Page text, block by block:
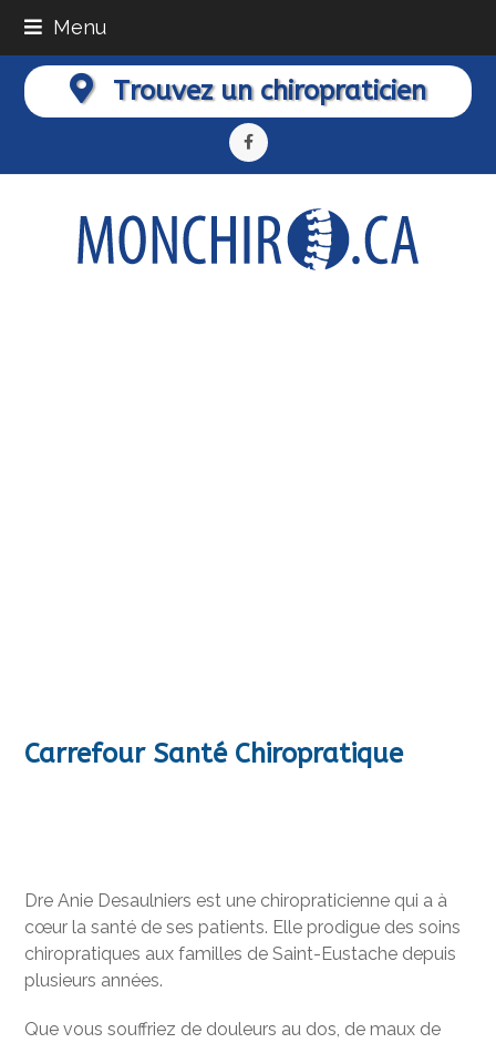
Menu
Trouvez un chiropraticien
Facebook
Carrefour Santé Chiropratique
Dre Anie Desaulniers est une chiropraticienne qui a à
cœur la santé de ses patients. Elle prodigue des soins
chiropratiques aux familles de Saint-Eustache depuis
plusieurs années.
Que vous souffriez de douleurs au dos, de maux de